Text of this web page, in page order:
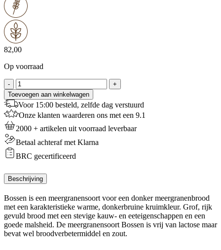
82,00
Op voorraad
-
Meneba
Bossen
-
25
Kg
aantal
+
Toevoegen aan winkelwagen
Voor 15:00 besteld, zelfde dag verstuurd
Onze klanten waarderen ons met een 9.1
2000 + artikelen uit voorraad leverbaar
Betaal achteraf met Klarna
BRC gecertificeerd
Beschrijving
Bossen is een meergranensoort voor een donker meergranenbrood
met een karakteristieke warme, donkerbruine kruimkleur. Grof, rijk
gevuld brood met een stevige kauw- en eeteigenschappen en een
goede malsheid. De meergranensoort Bossen is vrij van lactose maar
bevat wel broodverbetermiddel en zout.